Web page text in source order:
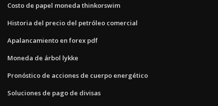
Costo de papel moneda thinkorswim
Historia del precio del petróleo comercial
Apalancamiento en forex pdf
Moneda de árbol lykke
Pronóstico de acciones de cuerpo energético
Soluciones de pago de divisas